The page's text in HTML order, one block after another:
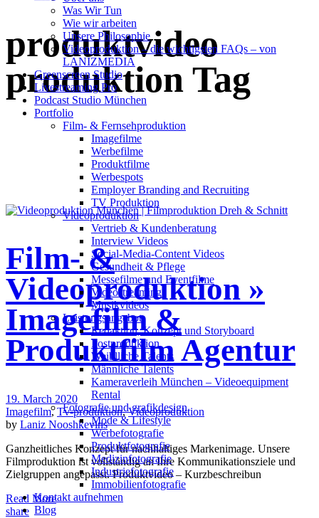
Was Wir Tun
Wie wir arbeiten
Unsere Philosophie
Videoproduktion – die wichtigsten FAQs – von
LANIZMEDIA
Greenscreen Studio
Livestreaming Pro
Podcast Studio München
Portfolio
Film- & Fernsehproduktion
Imagefilme
Werbefilme
Produktfilme
Werbespots
Employer Branding and Recruiting
TV Produktion
Videoproduktion
Vertrieb & Kundenberatung
Interview Videos
Social-Media-Content Videos
Gesundheit & Pflege
Mes­se­filme und Eventfilme
Video­strea­ming
Musikvideos
Leis­tungs­an­ge­bot
Redak­ti­on, Kon­zept und Storyboard
Post­pro­duk­ti­on
Weiblliche Talents
Männliche Talents
Kameraverleih München – Videoequipment
Rental
Fotografie und grafikdesign
Mode & Lifestyle
Werbefotografie
Produktfotografie
Medizinfotografie
Industriefotografie
Immobilienfotografie
Kontakt aufnehmen
Blog
produktvideo
produktion Tag
Film- &
Videoproduktion »
Imagefilm &
Produktfilm Agentur
19. March 2020
Imagefilm,Tv-produktion,Videoproduktion
by Laniz Nooshkevins
Ganzheitliches Konzept für nachhaltiges Markenimage. Unsere
Filmproduktion ist vollständig an Ihre Kommunikationsziele und
Zielgruppen angepasst. Produktvideo – Kurzbeschreibun
Read More
share